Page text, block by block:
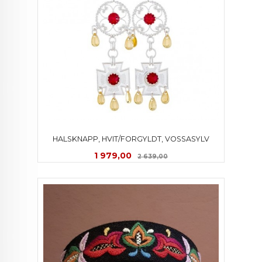
HALSKNAPP, HVIT/FORGYLDT, VOSSASYLV
Tilbud
1 979,00 2 639,00Rabatt